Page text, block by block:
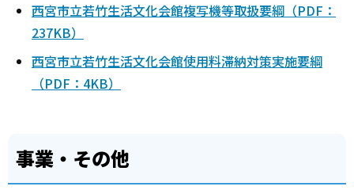
西宮市立若竹生活文化会館複写機等取扱要綱（PDF：
237KB）
西宮市立若竹生活文化会館使用料滞納対策実施要綱
（PDF：4KB）
事業・その他